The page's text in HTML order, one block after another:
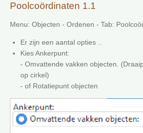
Poolcoördinaten 1.1
Menu: Objecten - Ordenen - Tab:
Er zijn een aantal opties ..
Kies Ankerpunt:
- Omvattende vakken objecten.
op cirkel)
- of Rotatiepunt objecten